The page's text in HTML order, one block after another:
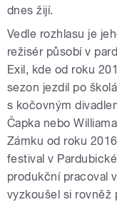
dnes žijí.
Vedle rozhlasu je
režisér působí v
Exil, kde od roku
sezon jezdil po
s kočovným
Čapka nebo
Zámku od roku
festival v
produkční pracoval
vyzkoušel si rovněž